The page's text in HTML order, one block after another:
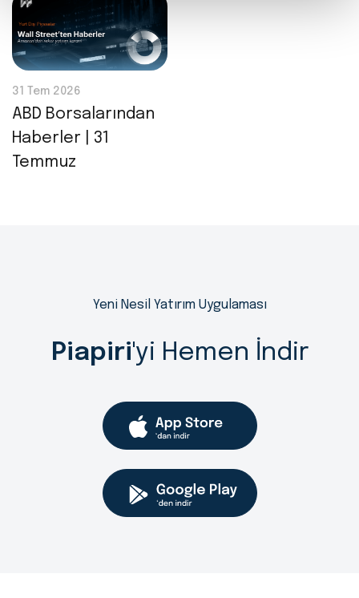
31 Tem 2026
ABD Borsalarından
Haberler | 31
Temmuz
Yeni Nesil Yatırım Uygulaması
Piapiri'yi Hemen İndir